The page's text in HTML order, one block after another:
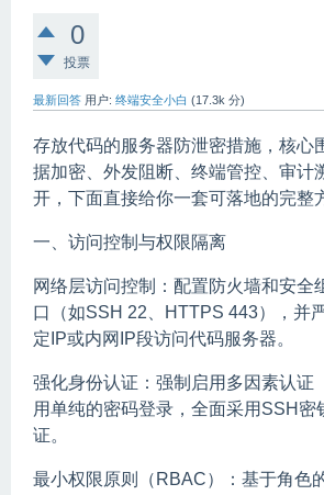
0
投票
最新回答 用户: 终端安全小白 (17.3k 分)
存放代码的服务器防泄密措施，核心
据加密、外发阻断、终端管控、审计
开，下面直接给你一套可落地的完整
一、访问控制与权限隔离
网络层访问控制：配置防火墙和安全
口（如SSH 22、HTTPS 443），并
定IP或内网IP段访问代码服务器。
强化身份认证：强制启用多因素认证
用单纯的密码登录，全面采用SSH密
证。
最小权限原则（RBAC）：基于角色